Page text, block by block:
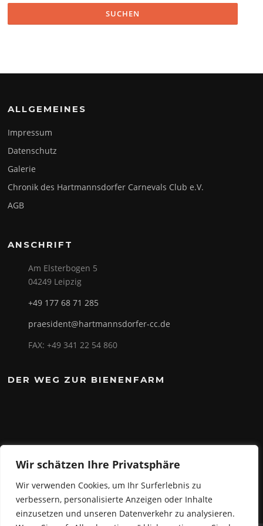
Wir schätzen Ihre Privatsphäre
Wir verwenden Cookies, um Ihr Surferlebnis zu
verbessern, personalisierte Anzeigen oder Inhalte
einzusetzen und unseren Datenverkehr zu analysieren.
ALLGEMEINES
Impressum
Datenschutz
Galerie
Chronik des Hartmannsdorfer Carnevals Club e.V.
AGB
ANSCHRIFT
Am Elsterbogen 5
04249 Leipzig
+49 177 68 71 285
praesident@hartmannsdorfer-cc.de
FAX: +49 341 22 54 860
DER WEG ZUR BIENENFARM